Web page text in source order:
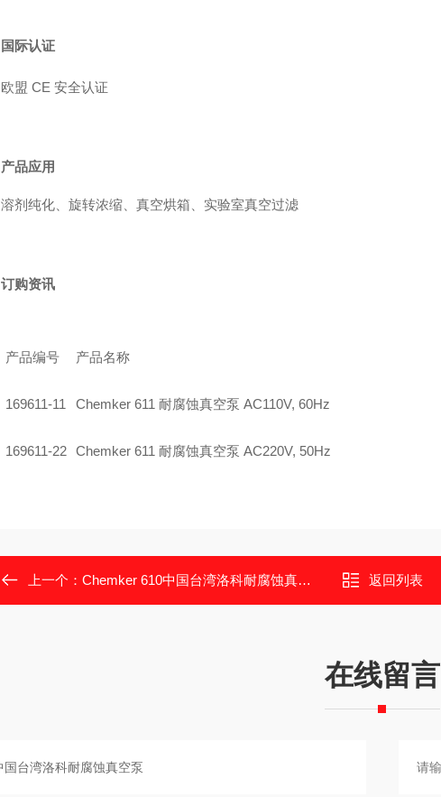
国际认证
欧盟 CE 安全认证
产品应用
溶剂纯化、旋转浓缩、真空烘箱、实验室真空过滤
订购资讯
产品编号 产品名称
169611-11 Chemker 611 耐腐蚀真空泵 AC110V, 60Hz
169611-22 Chemker 611 耐腐蚀真空泵 AC220V, 50Hz
上一个： Chemker 610中国台湾洛科耐腐蚀真空泵 返回列表
在线留言